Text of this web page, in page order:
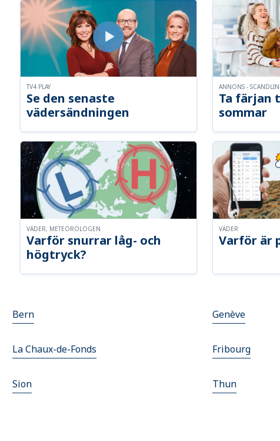
Se den senaste
vädersändningen
TV4 PLAY
Ta färjan
sommar
ANNONS -
Varför snurrar låg- och
högtryck?
VÄDER, METEOROLOGEN
Varför är
VÄDER
Bern Genève
La Chaux-de-Fonds Fribourg
Sion Thun